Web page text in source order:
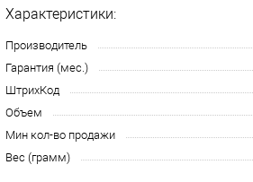
Характеристики:
Производитель
Гарантия (мес.)
ШтрихКод
Объем
Мин кол-во продажи
Вес (грамм)